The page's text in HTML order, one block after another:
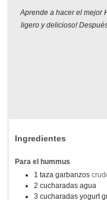
Aprende a hacer el mejor
ligero y delicioso!
Ingredientes
Para el hummus
1 taza garbanzos
2 cucharadas agua
3 cucharadas yogurt